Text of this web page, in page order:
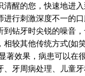
清醒的您，快速地进
进行刺激深度不一的
到钻牙时尖锐的噪音
相较其他传统方式(如
著效果，病患可以在
、牙周病处理、儿童